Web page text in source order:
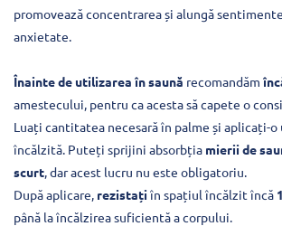
promovează concentrarea și alungă
anxietate.
Înainte de utilizarea în saună recomandăm
amestecului, pentru ca acesta să capete o
Luați cantitatea necesară în palme și aplicați-o
încălzită. Puteți sprijini absorbția mierii de
scurt , dar acest lucru nu este obligatoriu.
După aplicare, rezistațiîn spațiul încălzit încă
până la încălzirea suficientă a corpului.